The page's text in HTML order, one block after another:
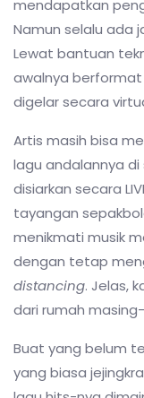
mendapatkan
Namun selalu ada
Lewat bantuan
awalnya
digelar secara
Artis masih bisa
lagu andalannya
disiarkan secara
tayangan
menikmati musik
dengan tetap
distancing. Jelas,
dari rumah
Buat yang belum
yang biasa